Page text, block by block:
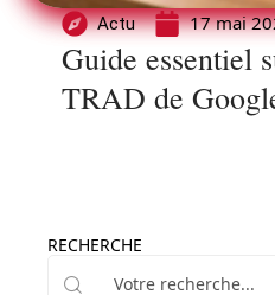
Actu 17 mai
Guide essentiel
TRAD de
RECHERCHE